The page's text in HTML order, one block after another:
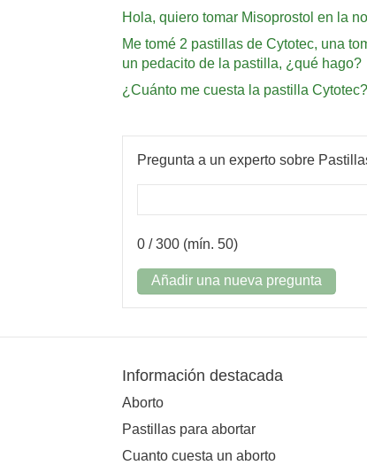
Hola, quiero tomar Misoprostol en la
Me tomé 2 pastillas de Cytotec, una
un pedacito de la pastilla, ¿qué hago?
¿Cuánto me cuesta la pastilla Cytotec?
Pregunta a un experto sobre
0 / 300 (mín. 50)
Añadir una nueva pregunta
Información destacada
Aborto
Pastillas para abortar
Cuanto cuesta un aborto